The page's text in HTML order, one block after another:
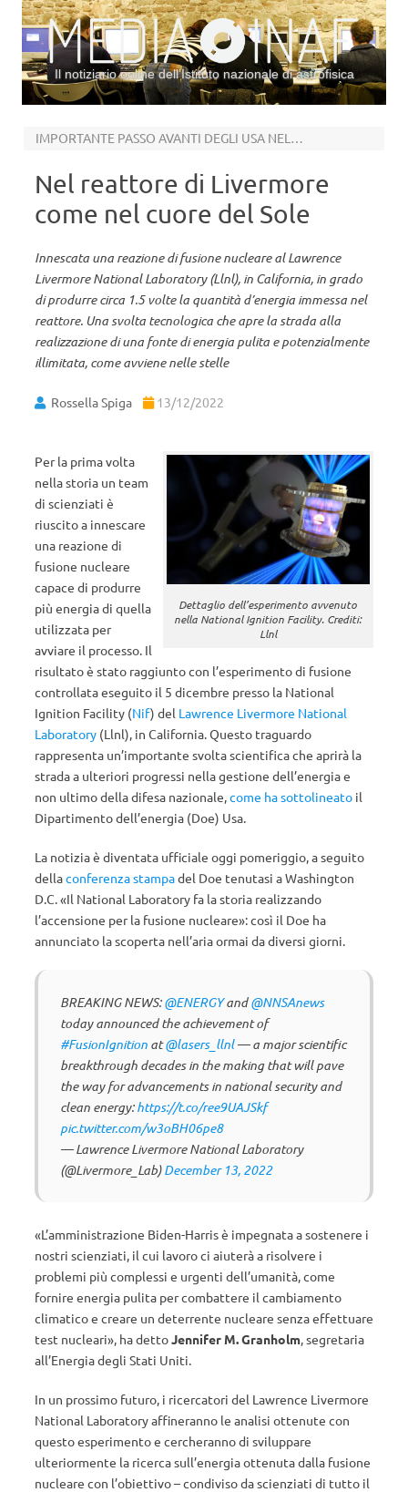
Il notiziario online dell’Istituto nazionale di astrofisica
IMPORTANTE PASSO AVANTI DEGLI USA NELLA CORSA ALLA FUSIONE NUCLEARE
Nel reattore di Livermore
come nel cuore del Sole
Innescata una reazione di fusione nucleare al Lawrence
Livermore National Laboratory (Llnl), in California, in grado
di produrre circa 1.5 volte la quantità d’energia immessa nel
reattore. Una svolta tecnologica che apre la strada alla
realizzazione di una fonte di energia pulita e potenzialmente
illimitata, come avviene nelle stelle
Rossella Spiga 13/12/2022
Dettaglio dell’esperimento avvenuto
nella National Ignition Facility. Crediti:
Llnl
Per la prima volta
nella storia un team
di scienziati è
riuscito a innescare
una reazione di
fusione nucleare
capace di produrre
più energia di quella
utilizzata per
avviare il processo. Il
risultato è stato raggiunto con l’esperimento di fusione
controllata eseguito il 5 dicembre presso la National
Ignition Facility (Nif) del Lawrence Livermore National
Laboratory (Llnl), in California. Questo traguardo
rappresenta un’importante svolta scientifica che aprirà la
strada a ulteriori progressi nella gestione dell’energia e
non ultimo della difesa nazionale,come ha sottolineato il
Dipartimento dell’energia (Doe) Usa.
La notizia è diventata ufficiale oggi pomeriggio, a seguito
dellaconferenza stampadel Doe tenutasi a Washington
D.C. «Il National Laboratory fa la storia realizzando
l’accensione per la fusione nucleare»: così il Doe ha
annunciato la scoperta nell’aria ormai da diversi giorni.
BREAKING NEWS:@ENERGYand@NNSAnews
today announced the achievement of
#FusionIgnition at@lasers_llnl— a major scientific
breakthrough decades in the making that will pave
the way for advancements in national security and
clean energy:https://t.co/ree9UAJSkf
pic.twitter.com/w3oBH06pe8
— Lawrence Livermore National Laboratory
(@Livermore_Lab)December 13, 2022
«L’amministrazione Biden-Harris è impegnata a sostenere i
nostri scienziati, il cui lavoro ci aiuterà a risolvere i
problemi più complessi e urgenti dell’umanità, come
fornire energia pulita per combattere il cambiamento
climatico e creare un deterrente nucleare senza effettuare
test nucleari», ha dettoJennifer M. Granholm, segretaria
all’Energia degli Stati Uniti.
In un prossimo futuro, i ricercatori del Lawrence Livermore
National Laboratory affineranno le analisi ottenute con
questo esperimento e cercheranno di sviluppare
ulteriormente la ricerca sull’energia ottenuta dalla fusione
nucleare con l’obiettivo – condiviso da scienziati di tutto il